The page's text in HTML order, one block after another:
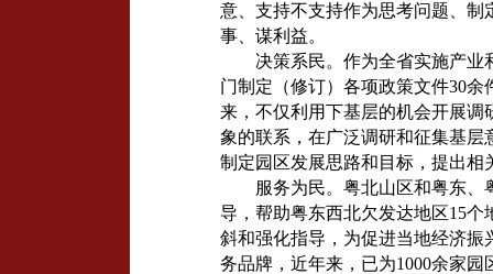
意、支持不支持作为思考问题、
事、谋利益。
决策系民。作为全省实施产业
门制定（修订）各项政策文件30
来，不仅利用下基层的机会开展
象的联系，在广泛调研和征集基
制定园区发展思路和目标，提出
服务为民。粤北山区和粤东
导，帮助粤东西北欠发达地区15
斜和强化指导，为促进当地经济振
务品牌，近年来，已为1000余家